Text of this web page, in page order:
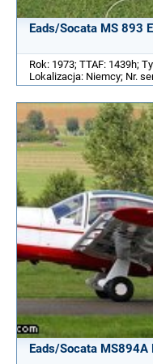
Eads/Socata MS 893 E
Rok: 1973; TTAF: 1439h;
Lokalizacja: Niemcy; Nr.
Eads/Socata